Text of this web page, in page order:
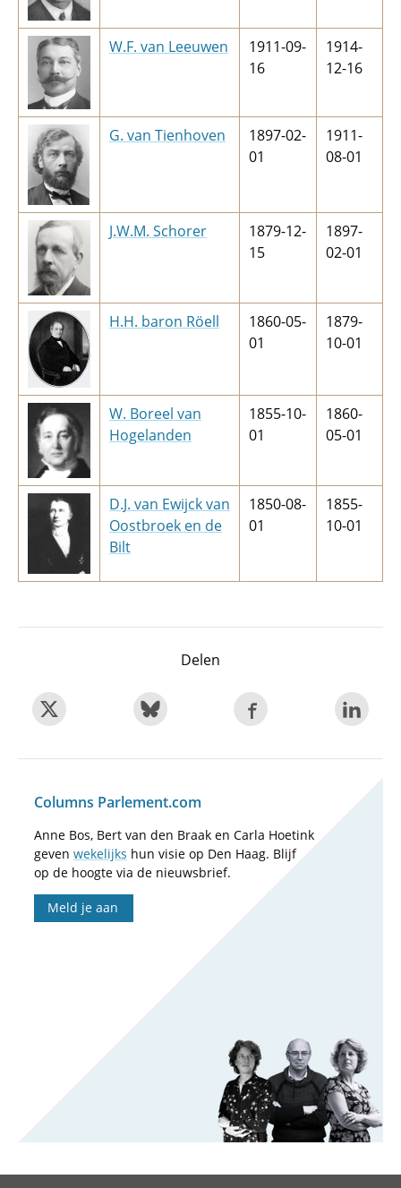
W.F. van Leeuwen
1911-09-
16
1914-
12-16
G. van Tienhoven
1897-02-
01
1911-
08-01
J.W.M. Schorer
1879-12-
15
1897-
02-01
H.H. baron Röell
1860-05-
01
1879-
10-01
W. Boreel van
Hogelanden
1855-10-
01
1860-
05-01
D.J. van Ewijck van
Oostbroek en de
Bilt
1850-08-
01
1855-
10-01
Delen
Columns Parlement.com
Anne Bos, Bert van den Braak en Carla Hoetink
geven wekelijks hun visie op Den Haag. Blijf
op de hoogte via de nieuwsbrief.
Meld je aan